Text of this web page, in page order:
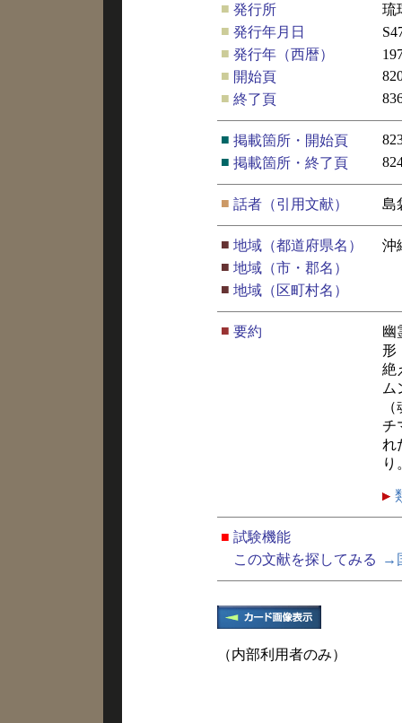
■ 発行所
琉
■ 発行年月日
■ 発行年（西暦）
■ 開始頁
■ 終了頁
■ 掲載箇所・開始頁
■ 掲載箇所・終了頁
■ 話者（引用文献） 島
■ 地域（都道府県名）
沖
■ 地域（市・郡名）
■ 地域（区町村名）
■ 要約
幽
形
絶
チ
れ
り
■ 試験機能
この文献を探してみる
→
（内部利用者のみ）